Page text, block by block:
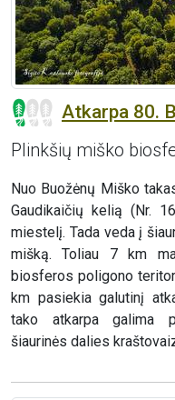
Atkarpa 80.
Plinkšių miško
Nuo Buožėnų Miško
Gaudikaičių kelią (Nr.
miestelį. Tada veda į
mišką. Toliau 7 km
biosferos poligono
km pasiekia galutinį
tako atkarpa galima
šiaurinės dalies